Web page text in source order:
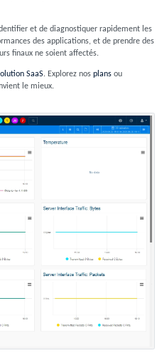
et de diagnostiquer rapidement les
des applications, et de prendre des
finaux ne soient affectés.
SaaS. Explorez nos plansou
le mieux.